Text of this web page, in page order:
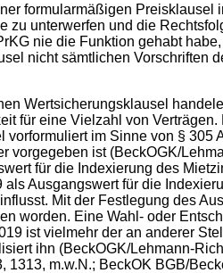
formularmäßigen Preisklausel
unterwerfen und die
nie die Funktion gehabt
nicht sämtlichen Vorschriften
Wertsicherungsklausel
für eine Vielzahl von Verträgen.
im Sinne von § 305
ist (BeckOGK/
für die Indexierung des
Ausgangswert für die
Mit der Festlegung des
worden. Eine Wahl- oder
ist vielmehr der an anderer
ihn (BeckOGK/Lehmann-
m.w.N.; BeckOK BGB/